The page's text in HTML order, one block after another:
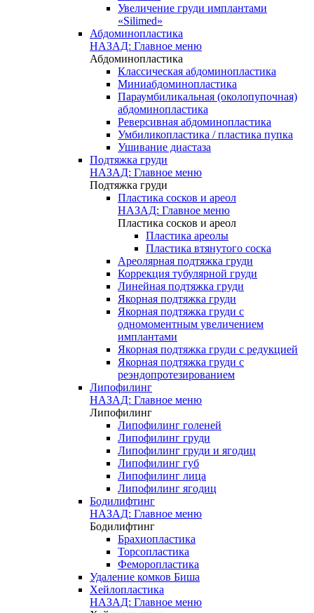
Увеличение груди имплантами
«Silimed»
Абдоминопластика
НАЗАД: Главное меню
Абдоминопластика
Классическая абдоминопластика
Миниабдоминопластика
Параумбиликальная (околопупочная)
абдоминопластика
Реверсивная абдоминопластика
Умбиликопластика / пластика пупка
Ушивание диастаза
Подтяжка груди
НАЗАД: Главное меню
Подтяжка груди
Пластика сосков и ареол
НАЗАД: Главное меню
Пластика сосков и ареол
Пластика ареолы
Пластика втянутого соска
Ареолярная подтяжка груди
Коррекция тубулярной груди
Линейная подтяжка груди
Якорная подтяжка груди
Якорная подтяжка груди с
одномоментным увеличением
имплантами
Якорная подтяжка груди с редукцией
Якорная подтяжка груди с
реэндопротезированием
Липофилинг
НАЗАД: Главное меню
Липофилинг
Липофилинг голеней
Липофилинг груди
Липофилинг груди и ягодиц
Липофилинг губ
Липофилинг лица
Липофилинг ягодиц
Бодилифтинг
НАЗАД: Главное меню
Бодилифтинг
Брахиопластика
Торсопластика
Феморопластика
Удаление комков Биша
Хейлопластика
НАЗАД: Главное меню